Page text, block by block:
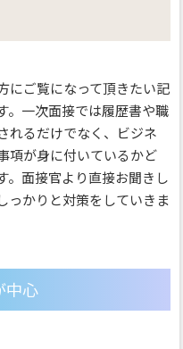
にご覧になって頂きたい記
。一次面接では履歴書や職
れるだけでなく、ビジネ
項が身に付いているかど
。面接官より直接お聞きし
っかりと対策をしていきま
中心